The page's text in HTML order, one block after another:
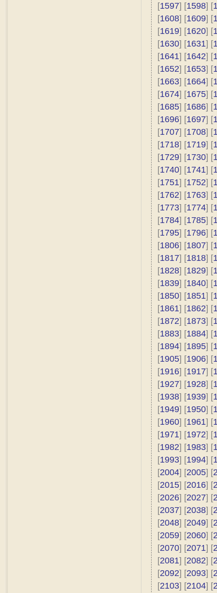
[1597] [1598] [
[1608] [1609] [
[1619] [1620] [
[1630] [1631] [
[1641] [1642] [
[1652] [1653] [
[1663] [1664] [
[1674] [1675] [
[1685] [1686] [
[1696] [1697] [
[1707] [1708] [
[1718] [1719] [
[1729] [1730] [
[1740] [1741] [
[1751] [1752] [
[1762] [1763] [
[1773] [1774] [
[1784] [1785] [
[1795] [1796] [
[1806] [1807] [
[1817] [1818] [
[1828] [1829] [
[1839] [1840] [
[1850] [1851] [
[1861] [1862] [
[1872] [1873] [
[1883] [1884] [
[1894] [1895] [
[1905] [1906] [
[1916] [1917] [
[1927] [1928] [
[1938] [1939] [
[1949] [1950] [
[1960] [1961] [
[1971] [1972] [
[1982] [1983] [
[1993] [1994] [
[2004] [2005] [
[2015] [2016] [
[2026] [2027] [
[2037] [2038] [
[2048] [2049] [
[2059] [2060] [
[2070] [2071] [
[2081] [2082] [
[2092] [2093] [
[2103] [2104] [